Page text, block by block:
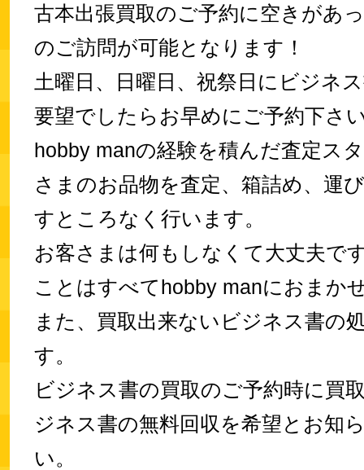
古本出張買取のご予約に空きがあ
のご訪問が可能となります！
土曜日、日曜日、祝祭日にビジネ
要望でしたらお早めにご予約下さ
hobby manの経験を積んだ査定ス
さまのお品物を査定、箱詰め、運
すところなく行います。
お客さまは何もしなくて大丈夫で
ことはすべてhobby manにおまか
また、買取出来ないビジネス書の
す。
ビジネス書の買取のご予約時に買
ジネス書の無料回収を希望とお知
い。